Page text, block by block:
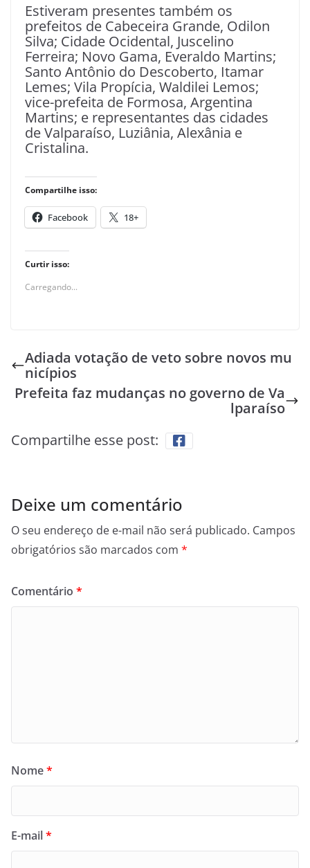
Estiveram presentes também os
prefeitos de Cabeceira Grande, Odilon
Silva; Cidade Ocidental, Juscelino
Ferreira; Novo Gama, Everaldo Martins;
Santo Antônio do Descoberto, Itamar
Lemes; Vila Propícia, Waldilei Lemos;
vice-prefeita de Formosa, Argentina
Martins; e representantes das cidades
de Valparaíso, Luziânia, Alexânia e
Cristalina.
Compartilhe isso:
Facebook 18+
Curtir isso:
Carregando...
Adiada votação de veto sobre novos mu
nicípios
Prefeita faz mudanças no governo de Va
lparaíso
Compartilhe esse post:
Deixe um comentário
O seu endereço de e-mail não será publicado. Campos
obrigatórios são marcados com *
Comentário *
Nome*
E-mail*